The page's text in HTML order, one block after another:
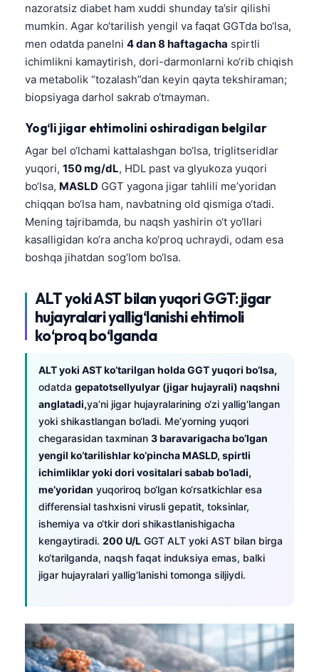
nazoratsiz diabet ham xuddi shunday ta’sir qilishi
mumkin. Agar ko‘tarilish yengil va faqat GGTda bo‘lsa,
men odatda panelni 4 dan 8 haftagacha spirtli
ichimlikni kamaytirish, dori-darmonlarni ko‘rib chiqish
va metabolik “tozalash”dan keyin qayta tekshiraman;
biopsiyaga darhol sakrab o‘tmayman.
Yog‘li jigar ehtimolini oshiradigan belgilar
Agar bel o‘lchami kattalashgan bo‘lsa, triglitseridlar
yuqori, 150 mg/dL, HDL past va glyukoza yuqori
bo‘lsa, MASLD GGT yagona jigar tahlili me’yoridan
chiqqan bo‘lsa ham, navbatning old qismiga o‘tadi.
Mening tajribamda, bu naqsh yashirin o‘t yo‘llari
kasalligidan ko‘ra ancha ko‘proq uchraydi, odam esa
boshqa jihatdan sog‘lom bo‘lsa.
ALT yoki AST bilan yuqori GGT: jigar
hujayralari yallig‘lanishi ehtimoli
ko‘proq bo‘lganda
ALT yoki AST ko‘tarilgan holda GGT yuqori bo‘lsa,
odatda gepatotsellyulyar (jigar hujayrali) naqshni
anglatadi,ya’ni jigar hujayralarining o‘zi yallig‘langan
yoki shikastlangan bo‘ladi. Me’yorning yuqori
chegarasidan taxminan 3 baravarigacha bo‘lgan
yengil ko‘tarilishlar ko‘pincha MASLD, spirtli
ichimliklar yoki dori vositalari sabab bo‘ladi,
me’yoridan yuqoriroq bo‘lgan ko‘rsatkichlar esa
differensial tashxisni virusli gepatit, toksinlar,
ishemiya va o‘tkir dori shikastlanishigacha
kengaytiradi. 200 U/L GGT ALT yoki AST bilan birga
ko‘tarilganda, naqsh faqat induksiya emas, balki
jigar hujayralari yallig‘lanishi tomonga siljiydi.